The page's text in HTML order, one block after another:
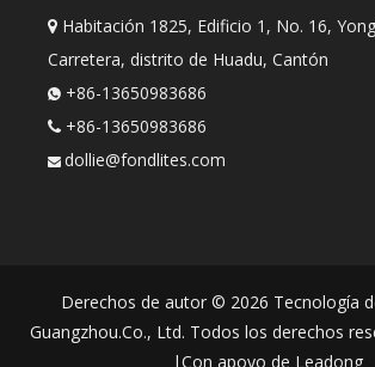
 Habitación 1825, Edificio 1, No. 16,
Carretera, distrito de Huadu, Cantón
 +86-13650983686
 +86-13650983686
 dollie@fondlites.com
Derechos de autor © 2026 Tecnología
Guangzhou.Co., Ltd. Todos los derechos
|Con apoyo de Leadong